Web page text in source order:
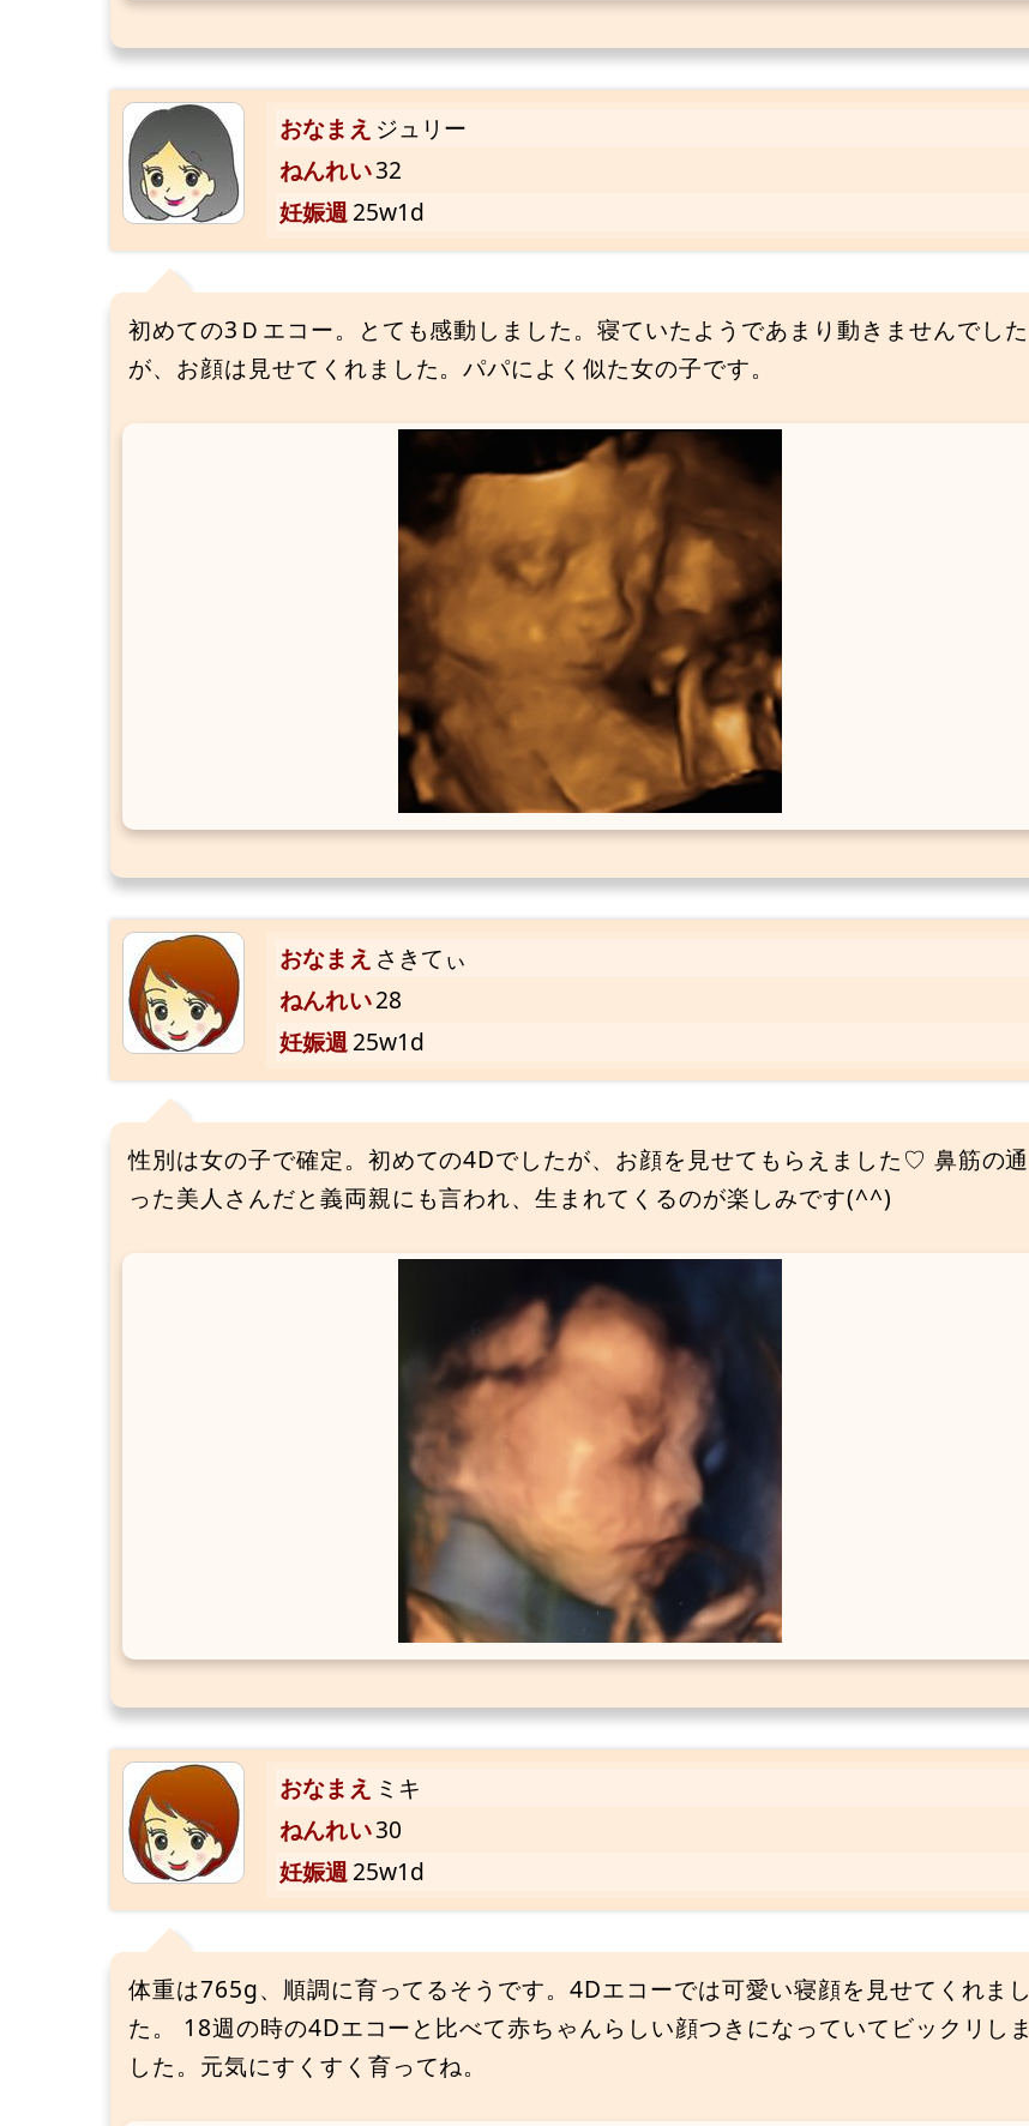
おなまえ ジュリー
ねんれい32
妊娠週25w1d
初めての3Ｄエコー。とても感動しました。寝ていたようであまり動きませんでした
が、お顔は見せてくれました。パパによく似た女の子です。
おなまえ さきてぃ
ねんれい28
妊娠週25w1d
性別は女の子で確定。初めての4Dでしたが、お顔を見せてもらえました♡ 鼻筋の通
った美人さんだと義両親にも言われ、生まれてくるのが楽しみです(^^)
おなまえ ミキ
ねんれい30
妊娠週25w1d
体重は765g、順調に育ってるそうです。4Dエコーでは可愛い寝顔を見せてくれまし
た。 18週の時の4Dエコーと比べて赤ちゃんらしい顔つきになっていてビックリしま
した。元気にすくすく育ってね。